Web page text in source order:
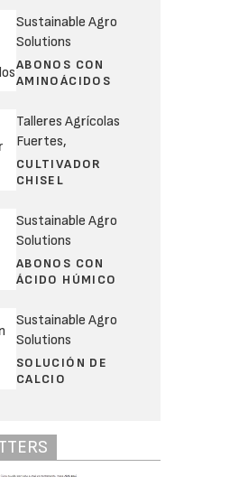
Sustainable Agro
Solutions
ABONOS CON
AMINOÁCIDOS
Talleres Agrícolas
Fuertes,
CULTIVADOR
CHISEL
Sustainable Agro
Solutions
ABONOS CON
ÁCIDO HÚMICO
Sustainable Agro
Solutions
SOLUCIÓN DE
CALCIO